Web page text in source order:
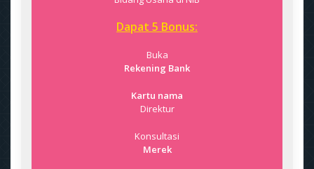
Dapat 5 Bonus:
Buka
Rekening Bank
Kartu nama
Direktur
Konsultasi
Merek